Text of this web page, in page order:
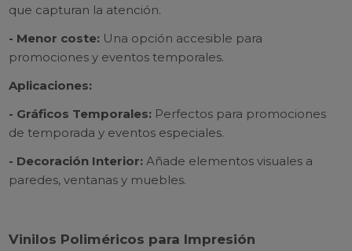
que capturan la atención.
- Menor coste: Una opción accesible para
promociones y eventos temporales.
Aplicaciones:
- Gráficos Temporales: Perfectos para promociones
de temporada y eventos especiales.
- Decoración Interior: Añade elementos visuales a
paredes, ventanas y muebles.
Vinilos Poliméricos para Impresión